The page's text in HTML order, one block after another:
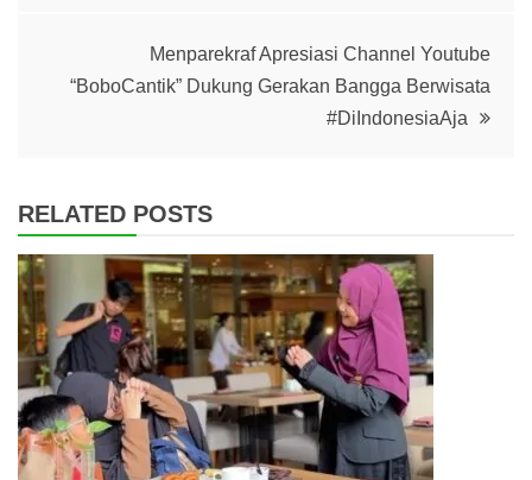
Menparekraf Apresiasi Channel Youtube
“BoboCantik” Dukung Gerakan Bangga Berwisata
#DiIndonesiaAja
RELATED POSTS